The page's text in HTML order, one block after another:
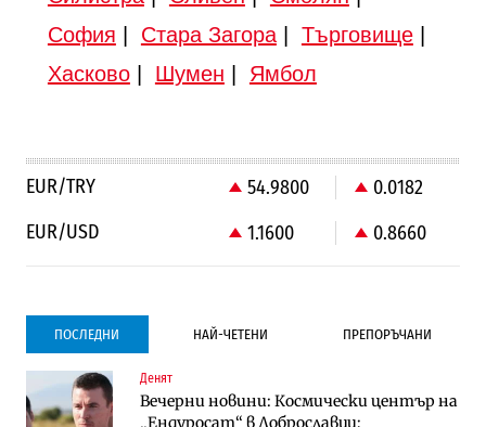
София
Стара Загора| Търговище|
Хасково| Шумен Ямбол
EUR/TRY 54.9800
0.0182
EUR/USD
1.1600 0.8660
ПОСЛЕДНИ НАЙ-ЧЕТЕНИ ПРЕПОРЪЧАНИ
Денят
Вечерни новини: Космически център на
„Ендуросат“ в Доброславци;
Градоустройство
Столична община избра изпълнител за
преместването на трамвайното
Компании
Vivacom предлага над 150 устройства с
90% отстъпка през август